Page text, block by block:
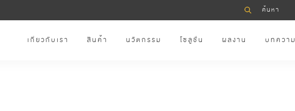
เกี่ยวกับเรา สินค้า นวัตกรรม โซลูชั่น ผลงาน บทความ